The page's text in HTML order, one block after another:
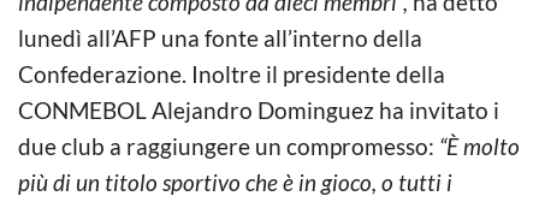
lunedì all’AFP una fonte all’interno della
Confederazione. Inoltre il presidente della
CONMEBOL Alejandro Dominguez ha invitato i
due club a raggiungere un compromesso: “È molto
più di un titolo sportivo che è in gioco, o tutti i